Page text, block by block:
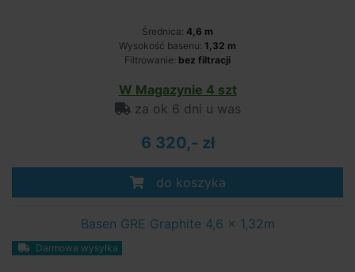
Średnica: 4,6 m
Wysokość basenu: 1,32 m
Filtrowanie: bez filtracji
W Magazynie 4 szt
za ok 6 dni u was
6 320,- zł
do koszyka
Basen GRE Graphite 4,6 x 1,32m
Darmowa wysyłka